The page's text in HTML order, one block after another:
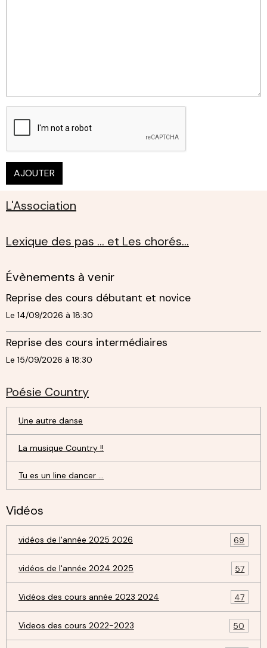
AJOUTER
L'Association
Lexique des pas ... et Les chorés...
Évènements à venir
Reprise des cours débutant et novice
Le 14/09/2026 à 18:30
Reprise des cours intermédiaires
Le 15/09/2026 à 18:30
Poésie Country
Une autre danse
La musique Country !!
Tu es un line dancer ...
Vidéos
vidéos de l'année 2025 2026 69
vidéos de l'année 2024 2025 57
Vidéos des cours année 2023 2024 47
Videos des cours 2022-2023 50